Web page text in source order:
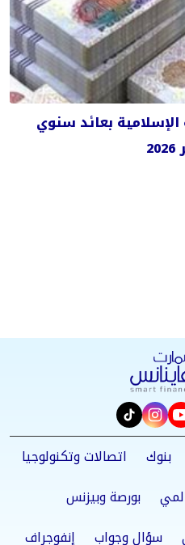
بعائد سنوي
youtube
instagram
tiktok
بنوك
اتصالات وتكنولوجيا
بورصة وبيزنس
سؤال وجواب إنفوجراف